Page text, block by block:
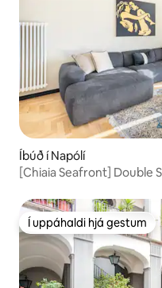
Íbúð í Napólí
[Chiaia Seafront] Double
Í uppáhaldi hjá gestum
Í uppáhaldi hjá gestum